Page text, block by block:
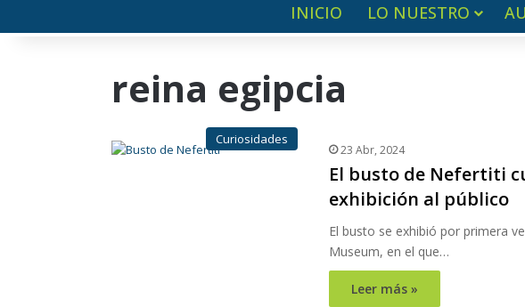
INICIO LO NUESTRO
reina egipcia
Curiosidades
23 Abr, 2024
El busto de Nefertiti
exhibición al público
El busto se exhibió por primera
Museum, en el que…
Leer más »